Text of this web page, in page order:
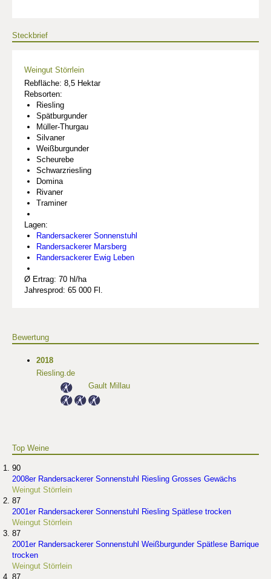
Steckbrief
Weingut Störrlein
Rebfläche: 8,5 Hektar
Rebsorten:
Riesling
Spätburgunder
Müller-Thurgau
Silvaner
Weißburgunder
Scheurebe
Schwarzriesling
Domina
Rivaner
Traminer
Lagen:
Randersackerer Sonnenstuhl
Randersackerer Marsberg
Randersackerer Ewig Leben
Ø Ertrag: 70 hl/ha
Jahresprod: 65 000 Fl.
Bewertung
2018
Riesling.de
Gault Millau
Top Weine
90
2008er Randersackerer Sonnenstuhl Riesling Grosses Gewächs
Weingut Störrlein
87
2001er Randersackerer Sonnenstuhl Riesling Spätlese trocken
Weingut Störrlein
87
2001er Randersackerer Sonnenstuhl Weißburgunder Spätlese Barrique
trocken
Weingut Störrlein
87